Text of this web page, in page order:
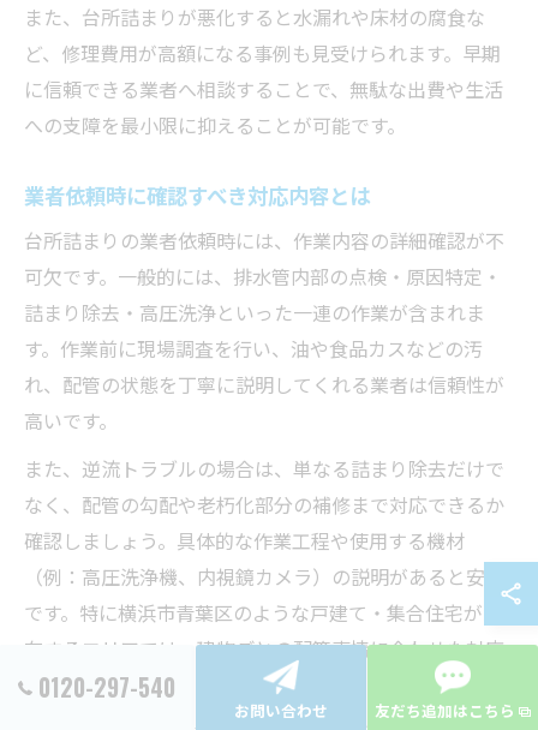
また、台所詰まりが悪化すると水漏れや床材の腐食な
ど、修理費用が高額になる事例も見受けられます。早期
に信頼できる業者へ相談することで、無駄な出費や生活
への支障を最小限に抑えることが可能です。
業者依頼時に確認すべき対応内容とは
台所詰まりの業者依頼時には、作業内容の詳細確認が不
可欠です。一般的には、排水管内部の点検・原因特定・
詰まり除去・高圧洗浄といった一連の作業が含まれま
す。作業前に現場調査を行い、油や食品カスなどの汚
れ、配管の状態を丁寧に説明してくれる業者は信頼性が
高いです。
また、逆流トラブルの場合は、単なる詰まり除去だけで
なく、配管の勾配や老朽化部分の補修まで対応できるか
確認しましょう。具体的な作業工程や使用する機材
（例：高圧洗浄機、内視鏡カメラ）の説明があると安心
です。特に横浜市青葉区のような戸建て・集合住宅が混
在するエリアでは、建物ごとの配管事情に合わせた対応
力が求められます。
0120-297-540
お問い合わせ 友だち追加はこちら